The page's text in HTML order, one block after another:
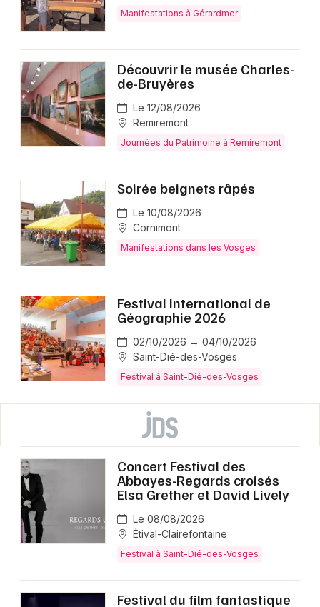
Manifestations à Gérardmer
Découvrir le musée Charles-
de-Bruyères
Le 12/08/2026
Remiremont
Journées du Patrimoine à Remiremont
Soirée beignets râpés
Le 10/08/2026
Cornimont
Manifestations dans les Vosges
Festival International de
Géographie 2026
02/10/2026 → 04/10/2026
Saint-Dié-des-Vosges
Festival à Saint-Dié-des-Vosges
Concert Festival des
Abbayes-Regards croisés
Elsa Grether et David Lively
Le 08/08/2026
Étival-Clairefontaine
Festival à Saint-Dié-des-Vosges
Festival du film fantastique